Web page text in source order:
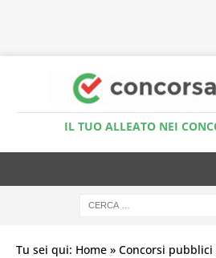
IL TUO ALLEATO NEI
Tu sei qui: Home » Concorsi pubblici